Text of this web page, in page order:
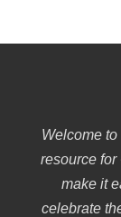
Welcome to
resource
make it
celebrate